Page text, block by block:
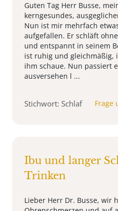
Guten Tag Herr Busse,
kerngesundes,
Nun ist mir mehrfach
aufgefallen. Er schläft
und entspannt in seinem
ist ruhig und gleichmäßig,
ihm schaue. Nun passiert
ausversehen l ...
Stichwort: Schlaf Frage
Ibu und langer
Trinken
Lieber Herr Dr. Busse, wir